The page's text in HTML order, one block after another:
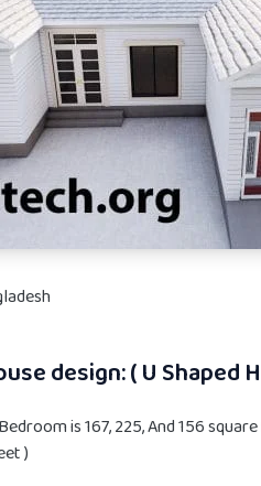
design: ( U Shaped
is 167, 225, And 156
)